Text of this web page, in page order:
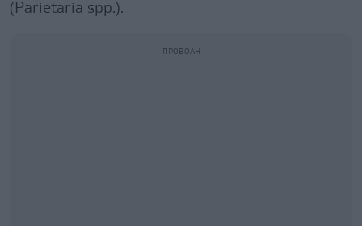
(Parietaria spp.).